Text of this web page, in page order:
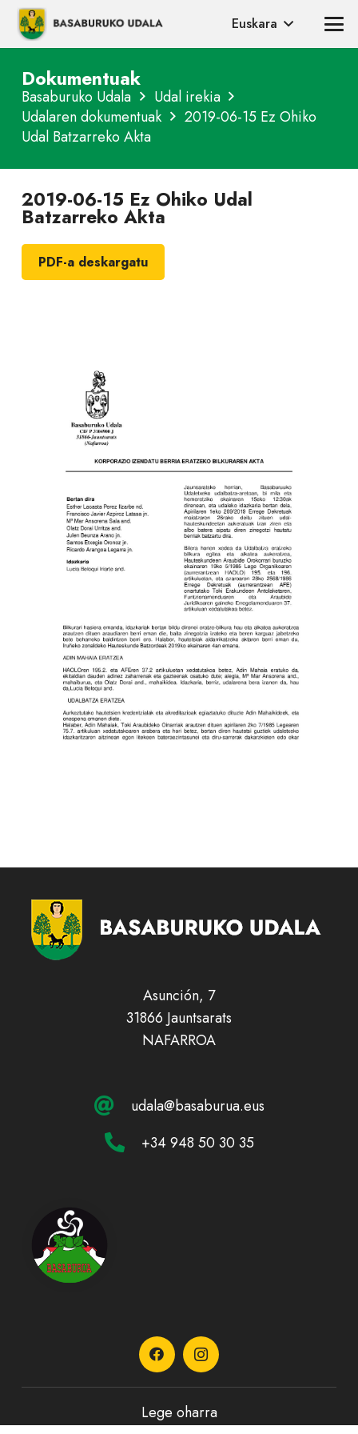
Euskara
Dokumentuak
Basaburuko Udala
Udal irekia
Udalaren dokumentuak
2019-06-15 Ez Ohiko
Udal Batzarreko Akta
2019-06-15 Ez Ohiko Udal
Batzarreko Akta
PDF-a deskargatu
Asunción, 7
31866 Jauntsarats
NAFARROA
udala@basaburua.eus
+34 948 50 30 35
Lege oharra